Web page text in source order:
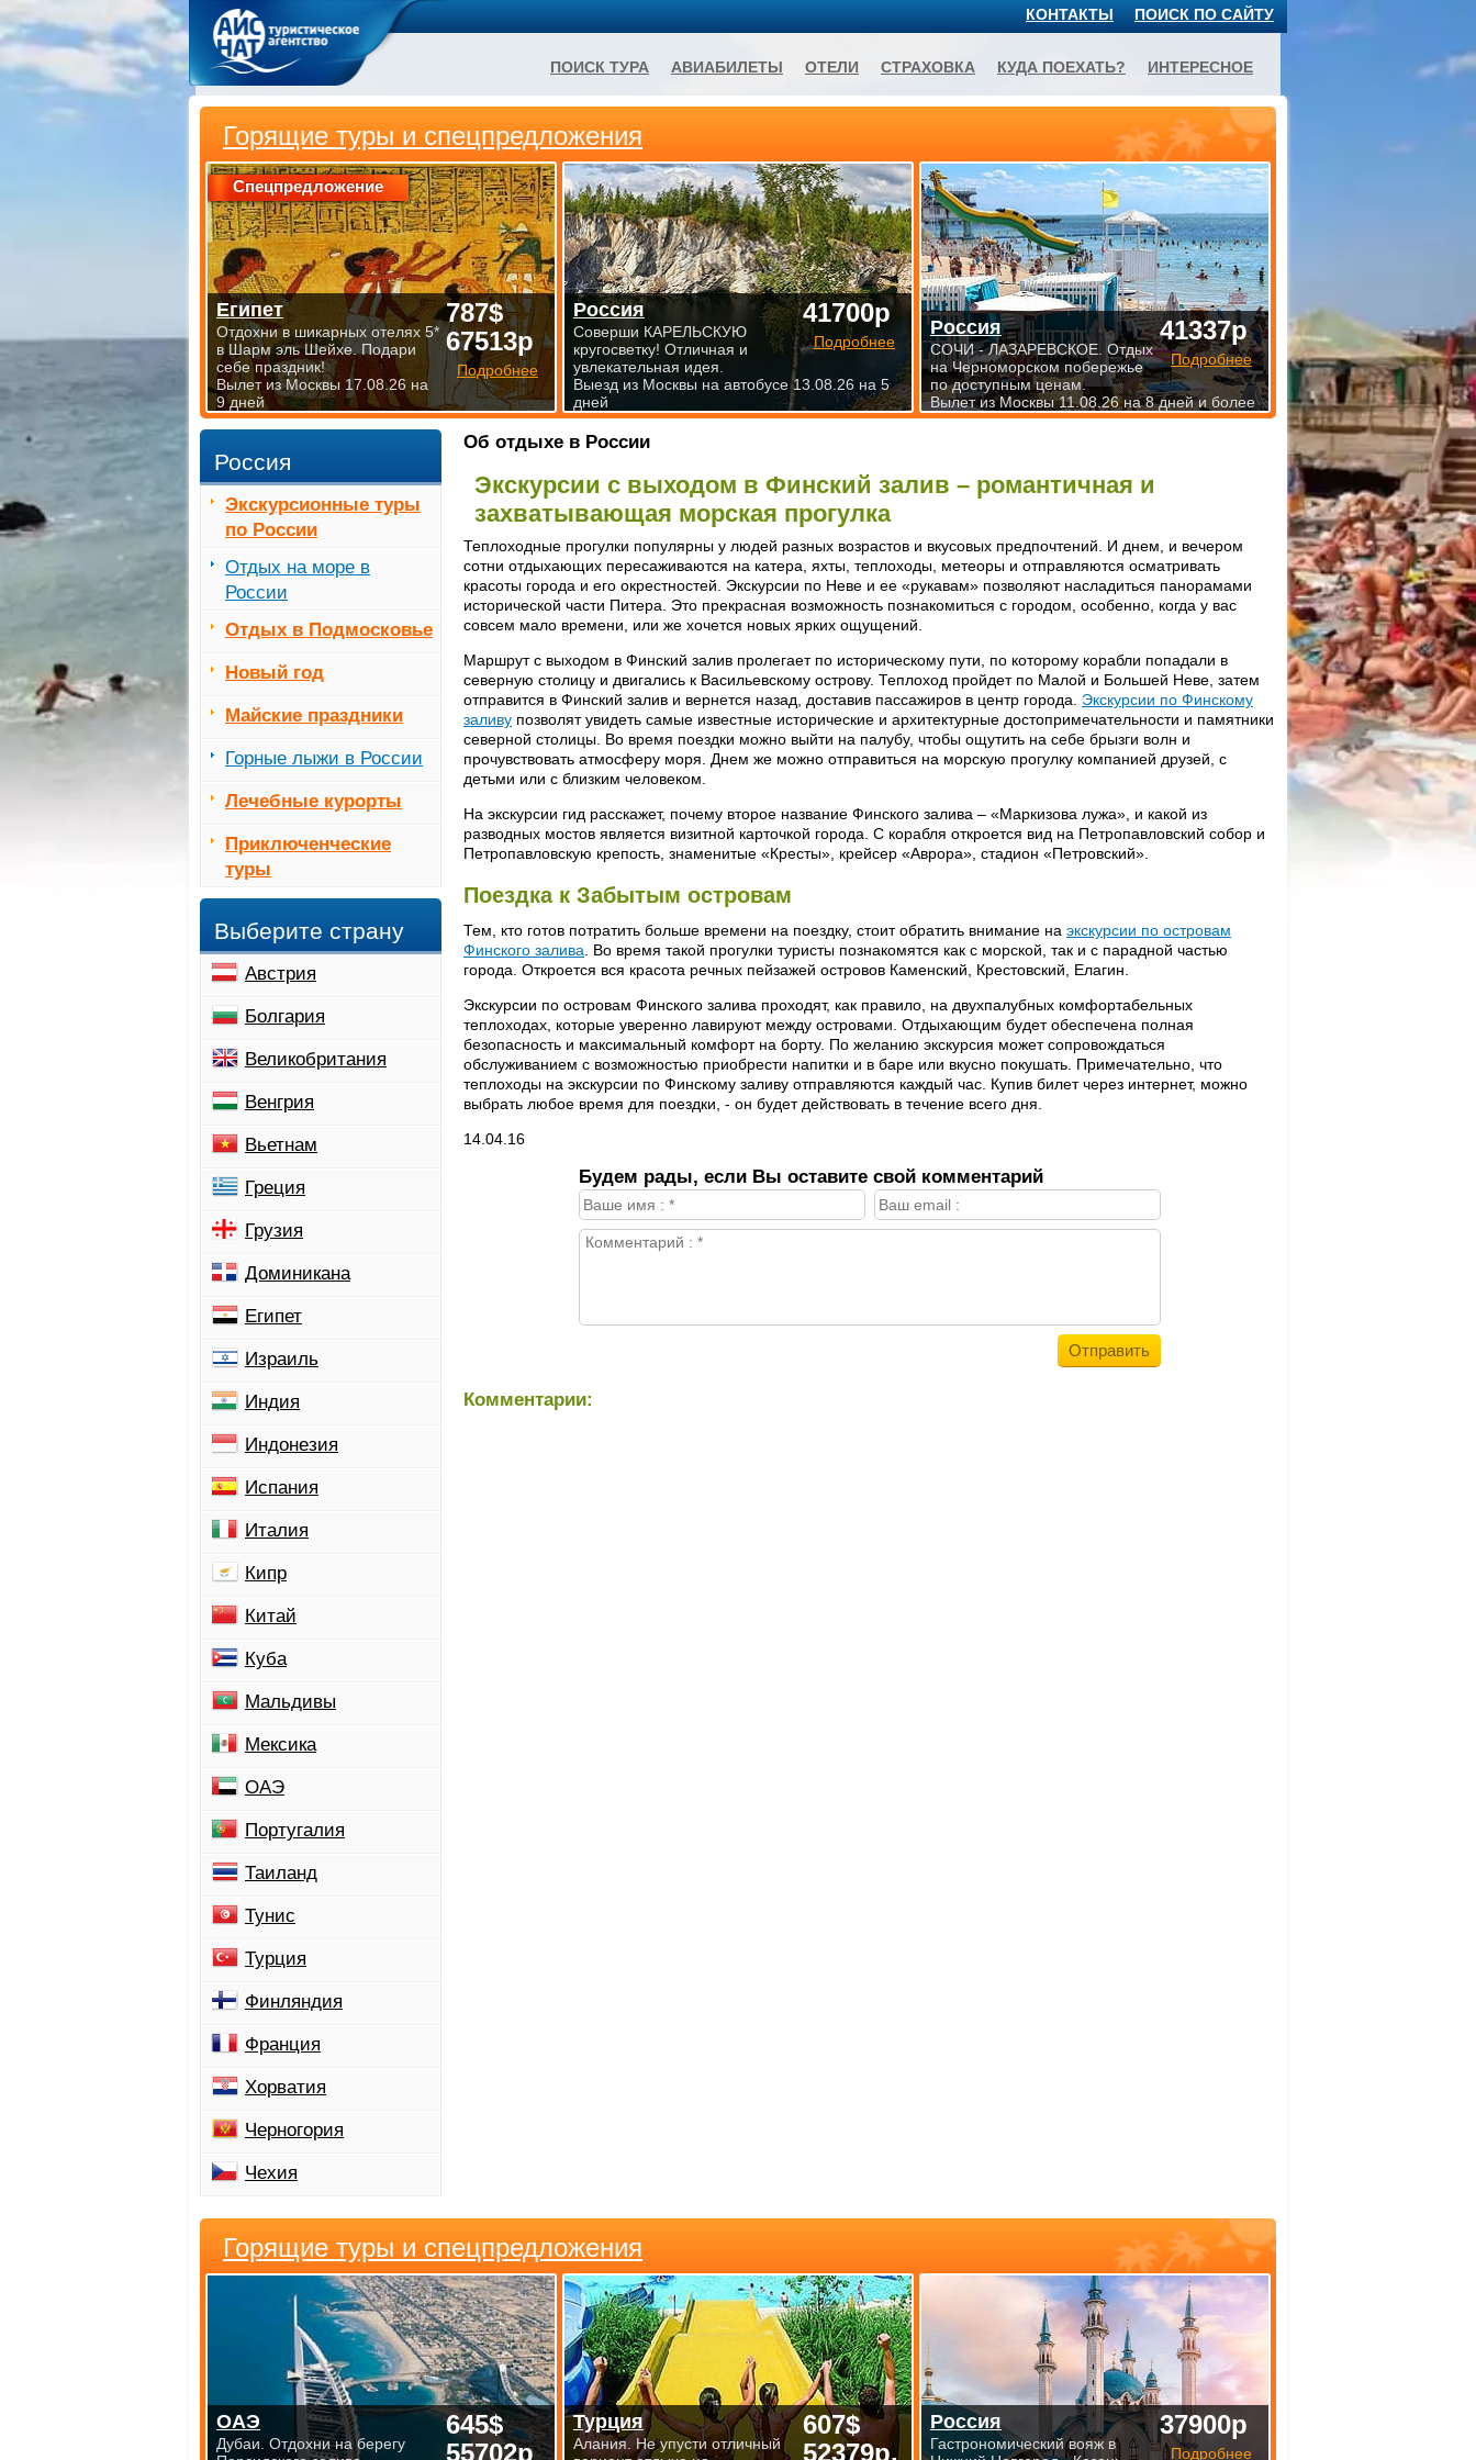
Об отдыхе в России
Экскурсии с выходом в Финский залив – романтичная и
захватывающая морская прогулка
Теплоходные прогулки популярны у людей разных возрастов и вкусовых предпочтений. И днем, и вечером
сотни отдыхающих пересаживаются на катера, яхты, теплоходы, метеоры и отправляются осматривать
красоты города и его окрестностей. Экскурсии по Неве и ее «рукавам» позволяют насладиться панорамами
исторической части Питера. Это прекрасная возможность познакомиться с городом, особенно, когда у вас
совсем мало времени, или же хочется новых ярких ощущений.
Маршрут с выходом в Финский залив пролегает по историческому пути, по которому корабли попадали в
северную столицу и двигались к Васильевскому острову. Теплоход пройдет по Малой и Большей Неве, затем
отправится в Финский залив и вернется назад, доставив пассажиров в центр города. Экскурсии по Финскому
заливу позволят увидеть самые известные исторические и архитектурные достопримечательности и памятники
северной столицы. Во время поездки можно выйти на палубу, чтобы ощутить на себе брызги волн и
прочувствовать атмосферу моря. Днем же можно отправиться на морскую прогулку компанией друзей, с
детьми или с близким человеком.
На экскурсии гид расскажет, почему второе название Финского залива – «Маркизова лужа», и какой из
разводных мостов является визитной карточкой города. С корабля откроется вид на Петропавловский собор и
Петропавловскую крепость, знаменитые «Кресты», крейсер «Аврора», стадион «Петровский».
Поездка к Забытым островам
Тем, кто готов потратить больше времени на поездку, стоит обратить внимание на экскурсии по островам
Финского залива . Во время такой прогулки туристы познакомятся как с морской, так и с парадной частью
города. Откроется вся красота речных пейзажей островов Каменский, Крестовский, Елагин.
Экскурсии по островам Финского залива проходят, как правило, на двухпалубных комфортабельных
теплоходах, которые уверенно лавируют между островами. Отдыхающим будет обеспечена полная
безопасность и максимальный комфорт на борту. По желанию экскурсия может сопровождаться
обслуживанием с возможностью приобрести напитки и в баре или вкусно покушать. Примечательно, что
теплоходы на экскурсии по Финскому заливу отправляются каждый час. Купив билет через интернет, можно
выбрать любое время для поездки, - он будет действовать в течение всего дня.
14.04.16
Будем рады, если Вы оставите свой комментарий
Комментарии:
Россия
Экскурсионные туры
по России
Отдых на море в
России
Отдых в Подмосковье
Новый год
Майские праздники
Горные лыжи в России
Лечебные курорты
Приключенческие
туры
Выберите страну
Австрия
Болгария
Великобритания
Венгрия
Вьетнам
Греция
Грузия
Доминикана
Египет
Израиль
Индия
Индонезия
Испания
Италия
Кипр
Китай
Куба
Мальдивы
Мексика
ОАЭ
Португалия
Таиланд
Тунис
Турция
Финляндия
Франция
Хорватия
Черногория
Чехия
Горящие туры и спецпредложения
645$
55702р
ОАЭ
Дубаи. Отдохни на берегу
607$
52379р.
Турция
Алания. Не упусти отличный
37900р
Подробнее
Россия
Гастрономический вояж в
Горящие туры и спецпредложения
Спецпредложение
787$
67513р
Подробнее
Египет
Отдохни в шикарных отелях 5*
в Шарм эль Шейхе. Подари
себе праздник!
Вылет из Москвы 17.08.26 на
9 дней
41700р
Подробнее
Россия
Соверши КАРЕЛЬСКУЮ
кругосветку! Отличная и
увлекательная идея.
Выезд из Москвы на автобусе 13.08.26 на 5
дней
41337р
Подробнее
Россия
СОЧИ - ЛАЗАРЕВСКОЕ. Отдых
на Черноморском побережье
по доступным ценам.
Вылет из Москвы 11.08.26 на 8 дней и более
ПОИСК ПО САЙТУ
КОНТАКТЫ
ПОИСК ТУРА АВИАБИЛЕТЫ ОТЕЛИ СТРАХОВКА КУДА ПОЕХАТЬ? ИНТЕРЕСНОЕ